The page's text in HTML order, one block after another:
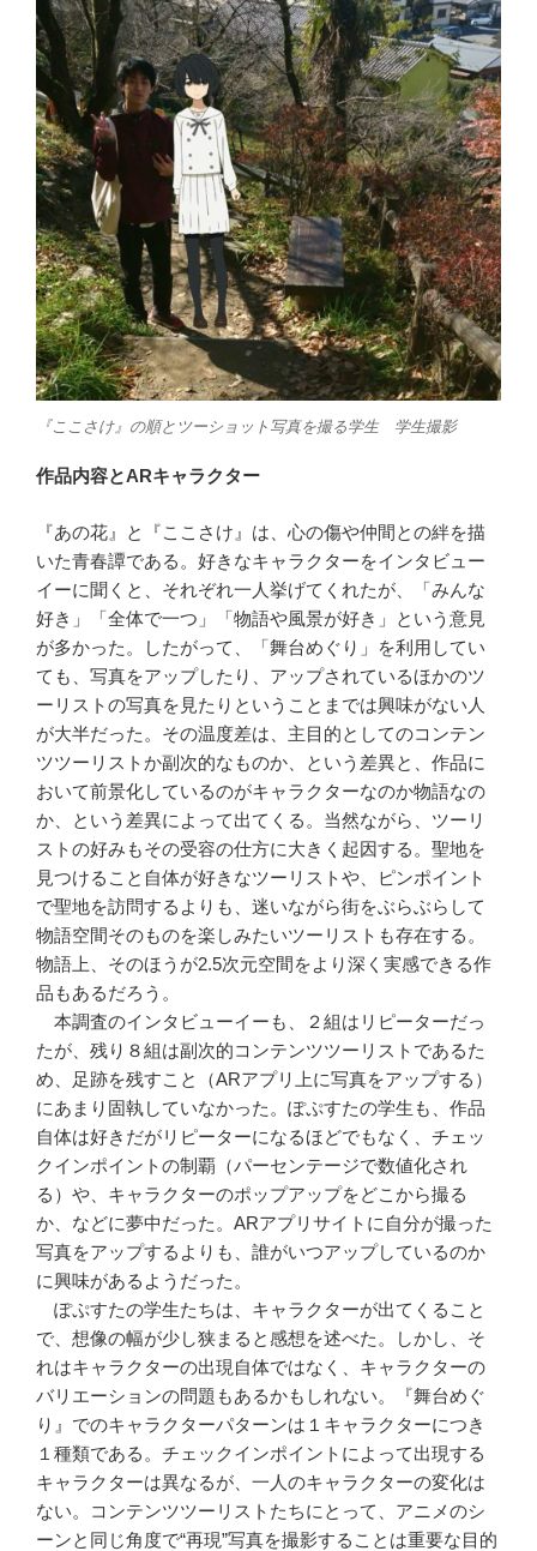
『ここさけ』の順とツーショット写真を撮る学生 学生撮影
作品内容とARキャラクター
『あの花』と『ここさけ』は、心の傷や仲間との絆を描
いた青春譚である。好きなキャラクターをインタビュー
イーに聞くと、それぞれ一人挙げてくれたが、「みんな
好き」「全体で一つ」「物語や風景が好き」という意見
が多かった。したがって、「舞台めぐり」を利用してい
ても、写真をアップしたり、アップされているほかのツ
ーリストの写真を見たりということまでは興味がない人
が大半だった。その温度差は、主目的としてのコンテン
ツツーリストか副次的なものか、という差異と、作品に
おいて前景化しているのがキャラクターなのか物語なの
か、という差異によって出てくる。当然ながら、ツーリ
ストの好みもその受容の仕方に大きく起因する。聖地を
見つけること自体が好きなツーリストや、ピンポイント
で聖地を訪問するよりも、迷いながら街をぶらぶらして
物語空間そのものを楽しみたいツーリストも存在する。
物語上、そのほうが2.5次元空間をより深く実感できる作
品もあるだろう。
本調査のインタビューイーも、２組はリピーターだっ
たが、残り８組は副次的コンテンツツーリストであるた
め、足跡を残すこと（ARアプリ上に写真をアップする）
にあまり固執していなかった。ぽぷすたの学生も、作品
自体は好きだがリピーターになるほどでもなく、チェッ
クインポイントの制覇（パーセンテージで数値化され
る）や、キャラクターのポップアップをどこから撮る
か、などに夢中だった。ARアプリサイトに自分が撮った
写真をアップするよりも、誰がいつアップしているのか
に興味があるようだった。
ぽぷすたの学生たちは、キャラクターが出てくること
で、想像の幅が少し狭まると感想を述べた。しかし、そ
れはキャラクターの出現自体ではなく、キャラクターの
バリエーションの問題もあるかもしれない。『舞台めぐ
り』でのキャラクターパターンは１キャラクターにつき
１種類である。チェックインポイントによって出現する
キャラクターは異なるが、一人のキャラクターの変化は
ない。コンテンツツーリストたちにとって、アニメのシ
ーンと同じ角度で“再現”写真を撮影することは重要な目的